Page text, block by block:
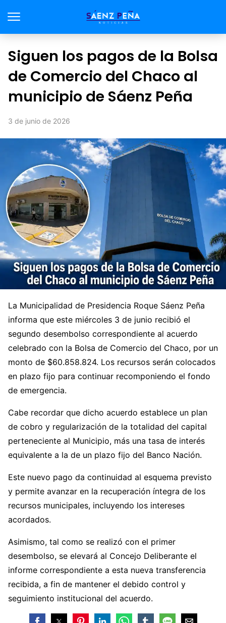
Siguen los pagos de la Bolsa
de Comercio del Chaco al
municipio de Sáenz Peña
3 de junio de 2026
La Municipalidad de Presidencia Roque Sáenz Peña
informa que este miércoles 3 de junio recibió el
segundo desembolso correspondiente al acuerdo
celebrado con la Bolsa de Comercio del Chaco, por un
monto de $60.858.824. Los recursos serán colocados
en plazo fijo para continuar recomponiendo el fondo
de emergencia.
Cabe recordar que dicho acuerdo establece un plan
de cobro y regularización de la totalidad del capital
perteneciente al Municipio, más una tasa de interés
equivalente a la de un plazo fijo del Banco Nación.
Este nuevo pago da continuidad al esquema previsto
y permite avanzar en la recuperación íntegra de los
recursos municipales, incluyendo los intereses
acordados.
Asimismo, tal como se realizó con el primer
desembolso, se elevará al Concejo Deliberante el
informe correspondiente a esta nueva transferencia
recibida, a fin de mantener el debido control y
seguimiento institucional del acuerdo.